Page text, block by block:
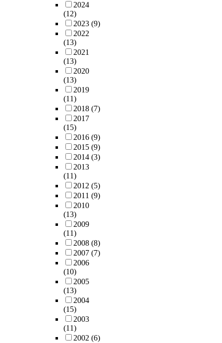
2024
(12)
2023 (9)
2022
(13)
2021
(13)
2020
(13)
2019
(11)
2018 (7)
2017
(15)
2016 (9)
2015 (9)
2014 (3)
2013
(11)
2012 (5)
2011 (9)
2010
(13)
2009
(11)
2008 (8)
2007 (7)
2006
(10)
2005
(13)
2004
(15)
2003
(11)
2002 (6)